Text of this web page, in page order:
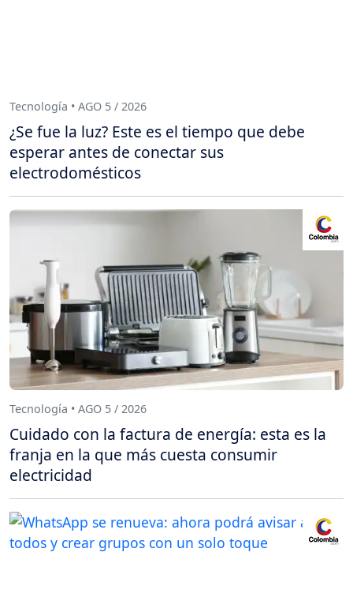
Tecnología • AGO 5 / 2026
¿Se fue la luz? Este es el tiempo que debe
esperar antes de conectar sus
electrodomésticos
Tecnología • AGO 5 / 2026
Cuidado con la factura de energía: esta es la
franja en la que más cuesta consumir
electricidad